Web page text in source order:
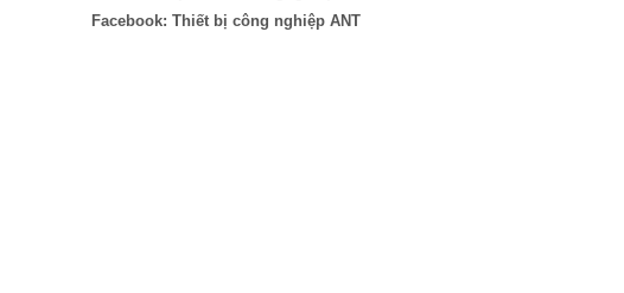
Facebook: Thiết bị công nghiệp ANT